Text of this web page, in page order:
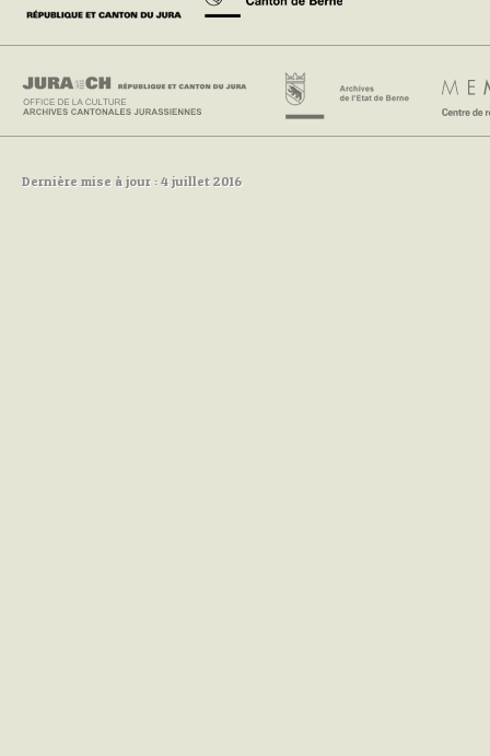
Dernière mise à jour : 4 juillet 2016